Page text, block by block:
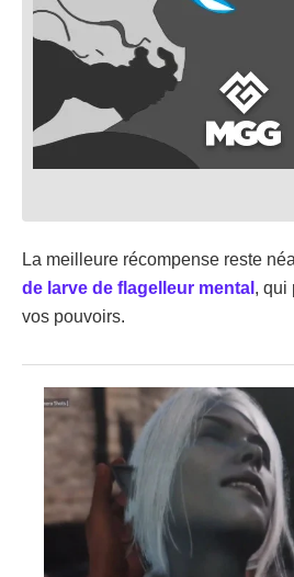
La meilleure récompense reste
de larve de flagelleur mental , qui
vos pouvoirs.